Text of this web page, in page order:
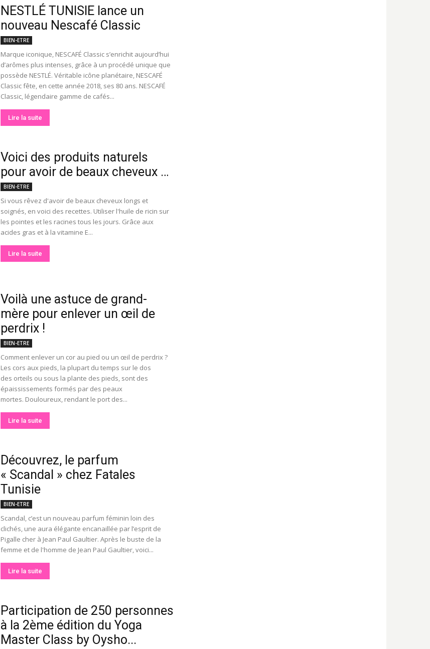
NESTLÉ TUNISIE lance un
nouveau Nescafé Classic
BIEN-ETRE
Marque iconique, NESCAFÉ Classic s’enrichit aujourd’hui
d’arômes plus intenses, grâce à un procédé unique que
possède NESTLÉ. Véritable icône planétaire, NESCAFÉ
Classic fête, en cette année 2018, ses 80 ans. NESCAFÉ
Classic, légendaire gamme de cafés...
Lire la suite
Voici des produits naturels
pour avoir de beaux cheveux …
BIEN-ETRE
Si vous rêvez d'avoir de beaux cheveux longs et
soignés, en voici des recettes. Utiliser l'huile de ricin sur
les pointes et les racines tous les jours. Grâce aux
acides gras et à la vitamine E...
Lire la suite
Voilà une astuce de grand-
mère pour enlever un œil de
perdrix !
BIEN-ETRE
Comment enlever un cor au pied ou un œil de perdrix ?
Les cors aux pieds, la plupart du temps sur le dos
des orteils ou sous la plante des pieds, sont des
épaississements formés par des peaux
mortes. Douloureux, rendant le port des...
Lire la suite
Découvrez, le parfum
« Scandal » chez Fatales
Tunisie
BIEN-ETRE
Scandal, c’est un nouveau parfum féminin loin des
clichés, une aura élégante encanaillée par l’esprit de
Pigalle cher à Jean Paul Gaultier. Après le buste de la
femme et de l'homme de Jean Paul Gaultier, voici...
Lire la suite
Participation de 250 personnes
à la 2ème édition du Yoga
Master Class by Oysho...